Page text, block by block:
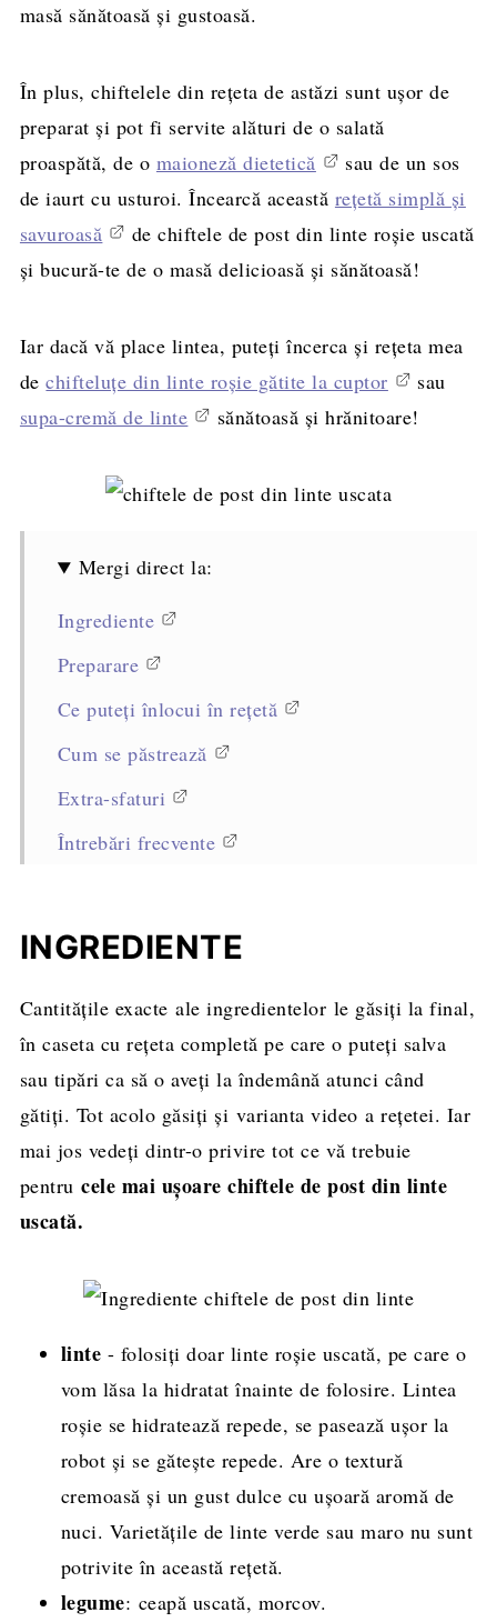
masă sănătoasă și gustoasă.
În plus, chiftelele din rețeta de astăzi sunt ușor de
preparat și pot fi servite alături de o salată
proaspătă, de o maioneză dietetică
sau de un sos
de iaurt cu usturoi. Încearcă această rețetă simplă și
savuroasă
de chiftele de post din linte roșie uscată
și bucură-te de o masă delicioasă și sănătoasă!
Iar dacă vă place lintea, puteți încerca și rețeta mea
dechifteluțe din linte roșie gătite la cuptor
sau
supa-cremă de linte
sănătoasă și hrănitoare!
Mergi direct la:
Ingrediente
Preparare
Ce puteți înlocui în rețetă
Cum se păstrează
Extra-sfaturi
Întrebări frecvente
Cu ce poți servi aceste chiftele de post din
linte roșie
Rețeta completă, cantități și mod de
preparare
INGREDIENTE
Cantitățile exacte ale ingredientelor le găsiți la final,
în caseta cu rețeta completă pe care o puteți salva
sau tipări ca să o aveți la îndemână atunci când
gătiți. Tot acolo găsiți și varianta video a rețetei. Iar
mai jos vedeți dintr-o privire tot ce vă trebuie
pentrucele mai ușoare chiftele de post din linte
uscată.
linte - folosiți doar linte roșie uscată, pe care o
vom lăsa la hidratat înainte de folosire. Lintea
roșie se hidratează repede, se pasează ușor la
robot și se gătește repede. Are o textură
cremoasă și un gust dulce cu ușoară aromă de
nuci. Varietățile de linte verde sau maro nu sunt
potrivite în această rețetă.
legume: ceapă uscată, morcov.